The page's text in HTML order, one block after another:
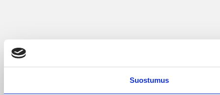
Suostumus